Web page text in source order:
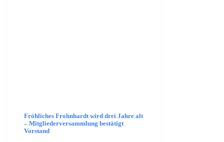
Fröhliches Frohnhardt wird drei Jahre alt
– Mitgliederversammlung bestätigt
Vorstand